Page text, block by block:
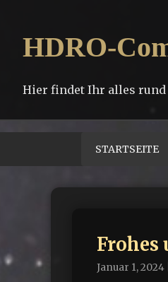
HDRO-
Hier findet Ihr alles rund
STARTSEITE
Frohes
Januar 1, 2024